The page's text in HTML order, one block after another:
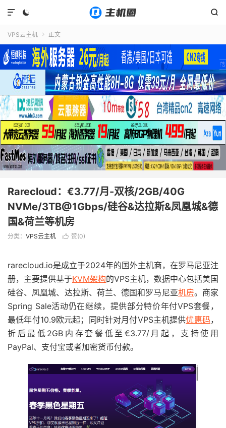
 

VPS云主机  正文
Rarecloud：€3.77/月-双核/2GB/40G
NVMe/3TB@1Gbps/硅谷&达拉斯&凤凰城&德
国&荷兰等机房
分类： VPS云主机  赞(0)
rarecloud.io是成立于2024年的国外主机商，在罗马尼亚注
册，主要提供基于KVM架构的VPS主机，数据中心包括美国
硅谷、凤凰城、达拉斯、荷兰、德国和罗马尼亚机房。商家
Spring Sale活动仍在继续，提供部分特价年付VPS套餐，
最低年付10.9欧元起；同时针对月付VPS主机提供优惠码，
折后最低2GB内存套餐低至€3.77/月起，支持使用
PayPal、支付宝或者加密货币付款。